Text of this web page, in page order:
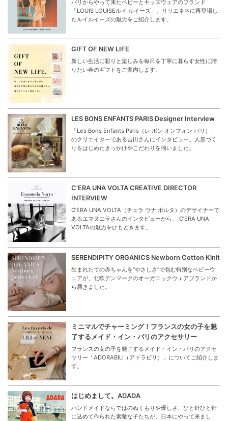
パリからやって来たベビーとキッズウェアのブランド
「LOUIS LOUISEルイ ルイーズ」。リリエネネに再登場し
たルイルイーズの魅力をご紹介します。
GIFT OF NEW LIFE
新しい生活に彩りと楽しみを毎日を丁寧に暮らす女性に贈
りたい春のギフトをご案内します。
LES BONS ENFANTS PARIS Designer Interview
「Les Bons Enfants Paris（レ ボン オンフォン パリ）」
のクリエイターである吉田さんにインタビュー。人形づく
りをはじめたきっかけやこだわりを伺いました。
C’ERA UNA VOLTA CREATIVE DIRECTOR
INTERVIEW
C’ERA UNA VOLTA（チェラ ウナ ボルタ）のデザイナーで
あるエマヌエラさんのインタビューから、 C’ERA UNA
VOLTAの魅力をひもときます。
SERENDIPITY ORGANICS Newborn Cotton Kinit
生まれたての赤ちゃんを“やさしさ”で包む特別なベビーウ
ェアが、北欧デンマークのオーガニックウェアブランドか
ら届きました。
ミニマルでチャーミング！フランスの女の子を魅
了するメイド・イン・パリのアクセサリー
フランスの女の子を魅了するメイド・イン・パリのアクセ
サリー「ADORABILI（アドラビリ）」についてご紹介しま
す。
はじめまして。ADADA
ハンドメイドならではのぬくもりや優しさ、ひと針ひと針
に込めて作られた素敵な子たちが、日本にやって来まし